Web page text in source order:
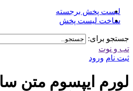
لیست پخش برجسته
ساخت لیست پخش
جستجو برای:
تب و نوت
ثبت نام ورود
لورم ایپسوم متن